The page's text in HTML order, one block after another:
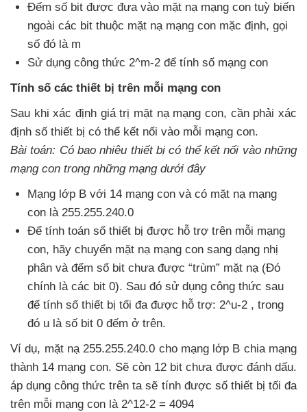
Đếm số bit được đưa vào mặt nạ mạng con tuỳ biến
ngoài các bit thuộc mặt nạ mạng con mặc định, gọi
số đó là m
Sử dụng công thức 2^m-2 để tính số mạng con
Tính số các thiết bị trên mỗi mạng con
Sau khi xác định giá trị mặt nạ mạng con, cần phải xác
định số thiết bị có thể kết nối vào mỗi mạng con.
Bài toán: Có bao nhiêu thiết bịcó thể kết nối vàonhững
mạng con trong những mạng dưới đây
Mạng lớp B với 14 mạng con và có mặt nạ mạng
con là 255.255.240.0
Để tính toán số thiết bị được hỗ trợ trên mỗi mạng
con, hãy chuyển mặt nạ mạng con sang dạng nhị
phân và đếm số bit chưa được “trùm” mặt nạ (Đó
chính là các bit 0). Sau đó sử dụng công thức sau
để tính số thiết bị tối đa được hỗ trợ: 2^u-2 , trong
đó u là số bit 0 đếm ở trên.
Ví dụ, mặt nạ 255.255.240.0 cho mạng lớp B chia mạng
thành 14 mạng con. Sẽ còn 12 bit chưa được đánh dấu.
áp dụng công thức trên tasẽ tính được số thiết bị tối đa
trên mỗi mạng con là 2^12-2 = 4094